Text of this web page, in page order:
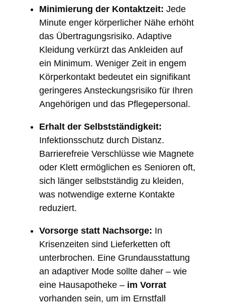
Minimierung der Kontaktzeit: Jede
Minute enger körperlicher Nähe erhöht
das Übertragungsrisiko. Adaptive
Kleidung verkürzt das Ankleiden auf
ein Minimum. Weniger Zeit in engem
Körperkontakt bedeutet ein signifikant
geringeres Ansteckungsrisiko für Ihren
Angehörigen und das Pflegepersonal.
Erhalt der Selbstständigkeit:
Infektionsschutz durch Distanz.
Barrierefreie Verschlüsse wie Magnete
oder Klett ermöglichen es Senioren oft,
sich länger selbstständig zu kleiden,
was notwendige externe Kontakte
reduziert.
Vorsorge statt Nachsorge: In
Krisenzeiten sind Lieferketten oft
unterbrochen. Eine Grundausstattung
an adaptiver Mode sollte daher – wie
eine Hausapotheke – im Vorrat
vorhanden sein, um im Ernstfall